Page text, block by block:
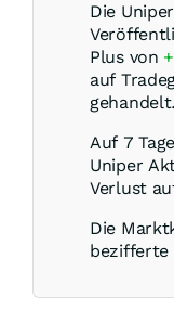
Die
Plus von
auf
gehandelt.
Auf 7
Uniper
Verlust
Die
bezifferte